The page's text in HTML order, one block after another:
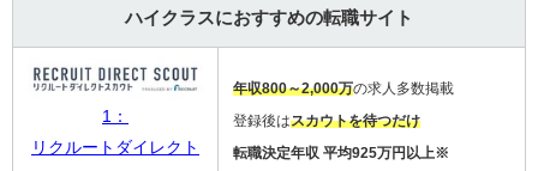
ハイクラスにおすすめの転職サイト
1：
リクルートダイレクト
年収800～2,000万の求人多数掲載
登録後はスカウトを待つだけ
転職決定年収 平均925万円以上※